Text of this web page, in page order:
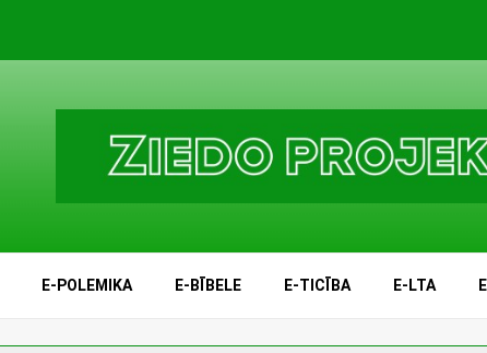
E-POLEMIKA E-BĪBELE E-TICĪBA E-LTA